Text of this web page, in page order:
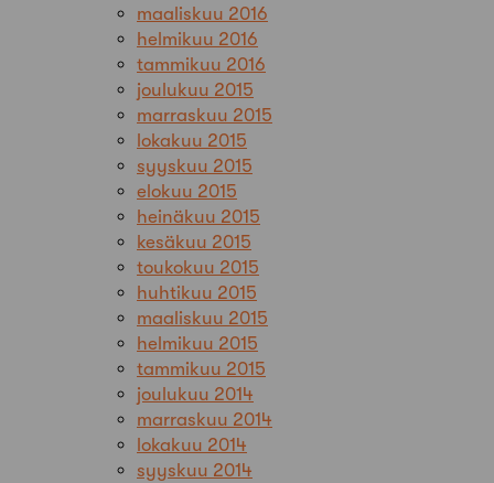
maaliskuu 2016
helmikuu 2016
tammikuu 2016
joulukuu 2015
marraskuu 2015
lokakuu 2015
syyskuu 2015
elokuu 2015
heinäkuu 2015
kesäkuu 2015
toukokuu 2015
huhtikuu 2015
maaliskuu 2015
helmikuu 2015
tammikuu 2015
joulukuu 2014
marraskuu 2014
lokakuu 2014
syyskuu 2014